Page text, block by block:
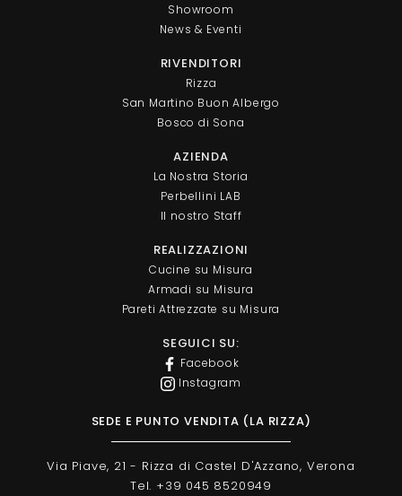
Showroom
News & Eventi
RIVENDITORI
Rizza
San Martino Buon Albergo
Bosco di Sona
AZIENDA
La Nostra Storia
Perbellini LAB
Il nostro Staff
REALIZZAZIONI
Cucine su Misura
Armadi su Misura
Pareti Attrezzate su Misura
SEGUICI SU:
Facebook
Instagram
SEDE E PUNTO VENDITA (LA RIZZA)
Via Piave, 21 - Rizza di Castel D'Azzano, Verona
Tel. +39 045 8520949